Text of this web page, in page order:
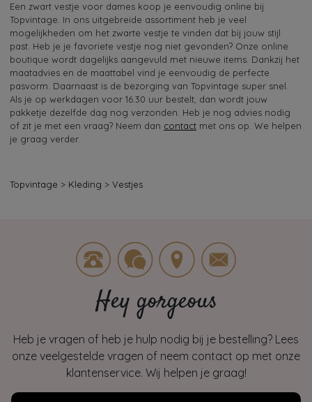
Een zwart vestje voor dames koop je eenvoudig online bij
Topvintage. In ons uitgebreide assortiment heb je veel
mogelijkheden om het zwarte vestje te vinden dat bij jouw stijl
past. Heb je je favoriete vestje nog niet gevonden? Onze online
boutique wordt dagelijks aangevuld met nieuwe items. Dankzij het
maatadvies en de maattabel vind je eenvoudig de perfecte
pasvorm. Daarnaast is de bezorging van Topvintage super snel.
Als je op werkdagen voor 16.30 uur bestelt, dan wordt jouw
pakketje dezelfde dag nog verzonden. Heb je nog advies nodig
of zit je met een vraag? Neem dan contact met ons op. We helpen
je graag verder.
Topvintage > Kleding > Vestjes
Hey gorgeous
Heb je vragen of heb je hulp nodig bij je bestelling? Lees
onze veelgestelde vragen of neem contact op met onze
klantenservice. Wij helpen je graag!